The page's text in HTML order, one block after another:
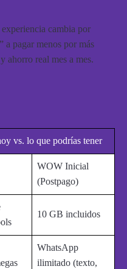
cambia por
a pagar menos por más
ahorro real mes a mes.
vs. lo que podrías tener
WOW Inicial
(Postpago)
10 GB incluidos
WhatsApp
ilimitado (texto,